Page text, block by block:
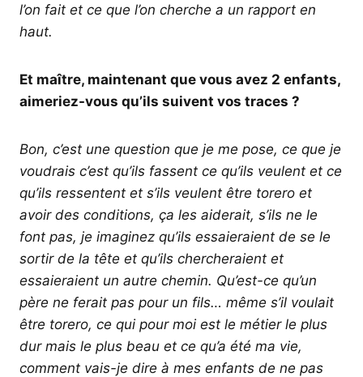
l’on fait et ce que l’on cherche a un rapport en
haut.
Et maître, maintenant que vous avez 2 enfants,
aimeriez-vous qu’ils suivent vos traces ?
Bon, c’est une question que je me pose, ce que je
voudrais c’est qu’ils fassent ce qu’ils veulent et ce
qu’ils ressentent et s’ils veulent être torero et
avoir des conditions, ça les aiderait, s’ils ne le
font pas, je imaginez qu’ils essaieraient de se le
sortir de la tête et qu’ils chercheraient et
essaieraient un autre chemin. Qu’est-ce qu’un
père ne ferait pas pour un fils… même s’il voulait
être torero, ce qui pour moi est le métier le plus
dur mais le plus beau et ce qu’a été ma vie,
comment vais-je dire à mes enfants de ne pas